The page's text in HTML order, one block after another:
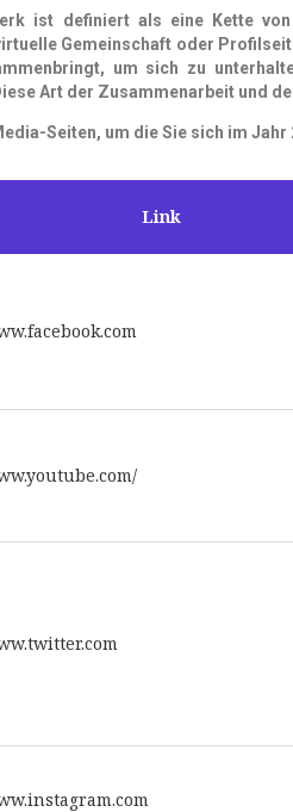
ist definiert als eine Kette
Gemeinschaft oder
um sich zu
Art der Zusammenarbeit und
Seiten, um die Sie sich im Jahr
Link